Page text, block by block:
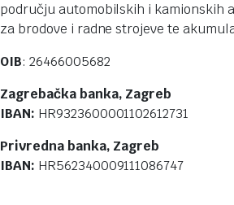
području automobilskih i kamionskih
za brodove i radne strojeve te
OIB: 26466005682
Zagrebačka banka, Zagreb
IBAN: HR9323600001102612731
Privredna banka, Zagreb
IBAN: HR562340009111086747